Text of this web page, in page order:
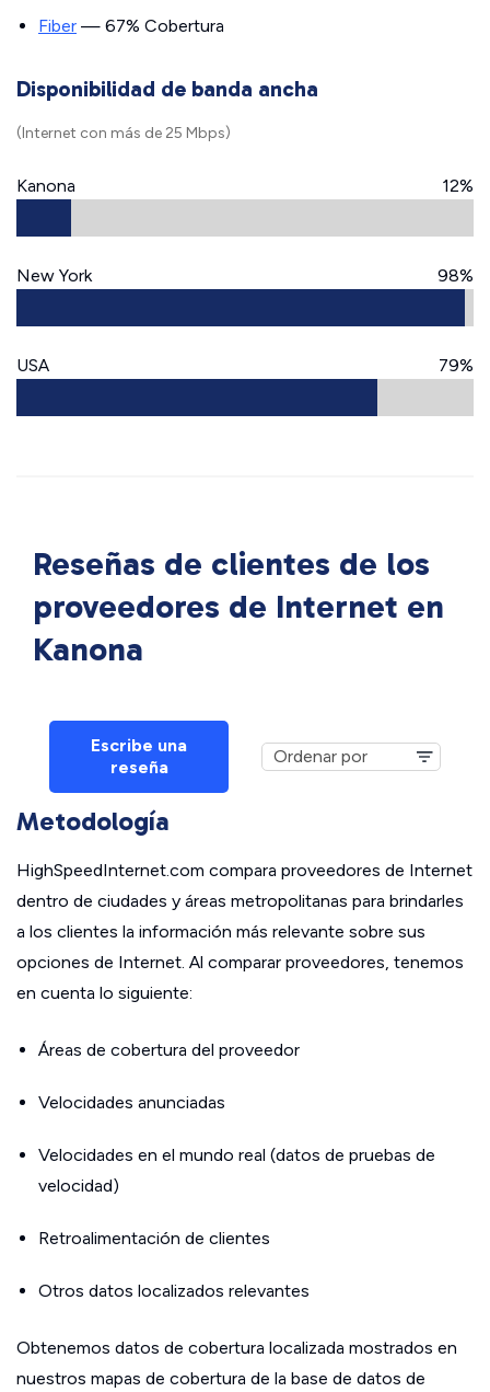
Fiber — 67% Cobertura
Disponibilidad de banda ancha
(Internet con más de 25 Mbps)
Kanona 12%
New York 98%
USA 79%
Reseñas de clientes de los
proveedores de Internet en
Kanona
Escribe una
reseña
Metodología
HighSpeedInternet.com compara proveedores de Internet
dentro de ciudades y áreas metropolitanas para brindarles
a los clientes la información más relevante sobre sus
opciones de Internet. Al comparar proveedores, tenemos
en cuenta lo siguiente:
Áreas de cobertura del proveedor
Velocidades anunciadas
Velocidades en el mundo real (datos de pruebas de
velocidad)
Retroalimentación de clientes
Otros datos localizados relevantes
Obtenemos datos de cobertura localizada mostrados en
nuestros mapas de cobertura de la base de datos de